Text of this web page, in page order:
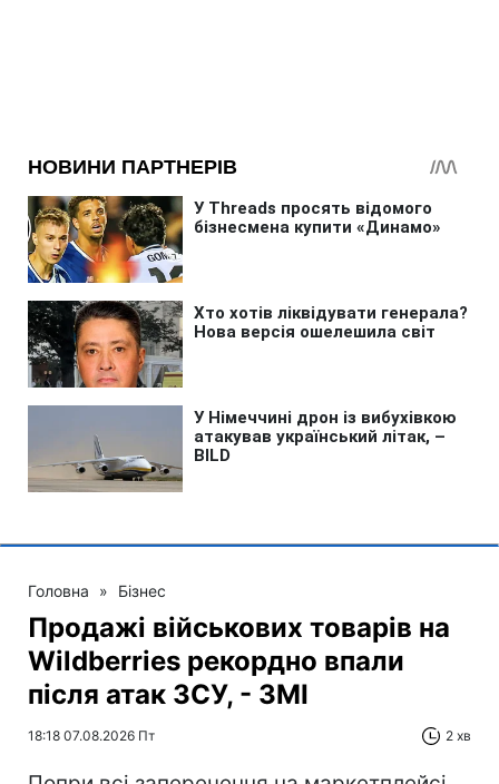
Головна » Бізнес
Продажі військових товарів на
Wildberries рекордно впали
після атак ЗСУ, - ЗМІ
18:18 07.08.2026 Пт 2 хв